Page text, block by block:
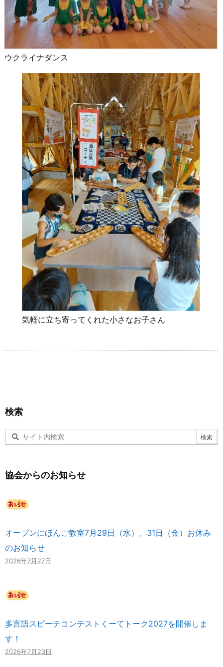
ウクライナダンス
気軽に立ち寄ってくれた小さなお子さん
検索
協会からのお知らせ
オープンにほんご教室7月29日（水）、31日（金）お休み
のお知らせ
2026年7月27日
多言語スピーチコンテストくーてトーク2027を開催しま
す！
2026年7月23日